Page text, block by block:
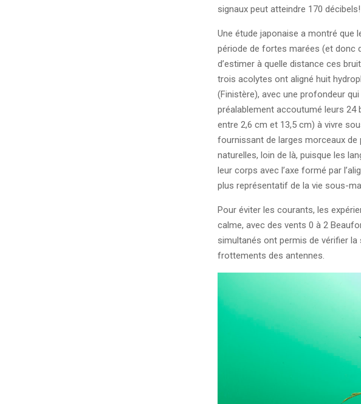
signaux peut atteindre 170 décibels!
Une étude japonaise a montré que
période de fortes marées (et donc
d’estimer à quelle distance ces
trois acolytes ont aligné huit
(Finistère), avec une profondeur
préalablement accoutumé leurs
entre 2,6 cm et 13,5 cm) à vivre
fournissant de larges morceaux de
naturelles, loin de là, puisque les
leur corps avec l’axe formé par
plus représentatif de la vie sous-
Pour éviter les courants, les
calme, avec des vents 0 à 2
simultanés ont permis de vérifier
frottements des antennes.